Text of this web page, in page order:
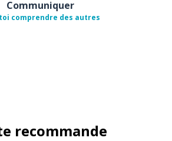
Communiquer
comprendre des autres
recommande